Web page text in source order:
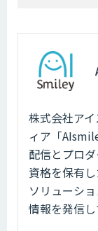
株式会社ア
ィア「
配信とプロ
資格を保有
ソリューシ
情報を発信し